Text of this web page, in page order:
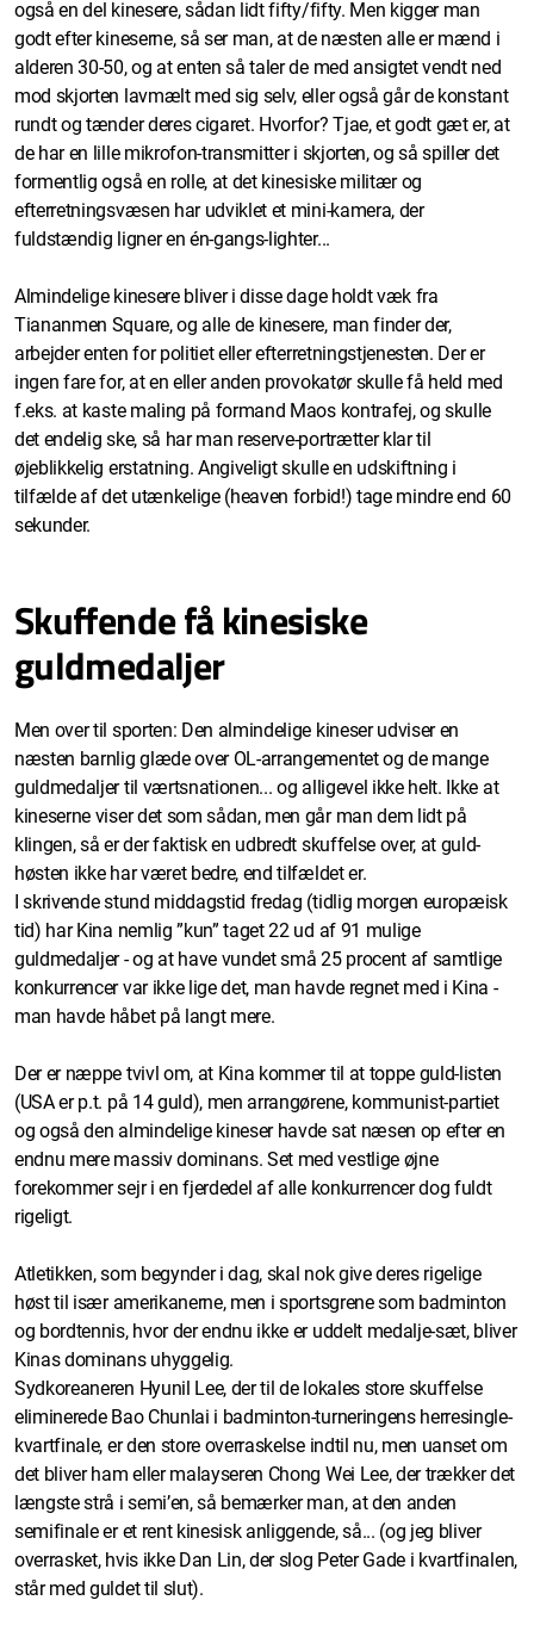
også en del kinesere, sådan lidt fifty/fifty. Men kigger man
godt efter kineserne, så ser man, at de næsten alle er mænd i
alderen 30-50, og at enten så taler de med ansigtet vendt ned
mod skjorten lavmælt med sig selv, eller også går de konstant
rundt og tænder deres cigaret. Hvorfor? Tjae, et godt gæt er, at
de har en lille mikrofon-transmitter i skjorten, og så spiller det
formentlig også en rolle, at det kinesiske militær og
efterretningsvæsen har udviklet et mini-kamera, der
fuldstændig ligner en én-gangs-lighter...
Almindelige kinesere bliver i disse dage holdt væk fra
Tiananmen Square, og alle de kinesere, man finder der,
arbejder enten for politiet eller efterretningstjenesten. Der er
ingen fare for, at en eller anden provokatør skulle få held med
f.eks. at kaste maling på formand Maos kontrafej, og skulle
det endelig ske, så har man reserve-portrætter klar til
øjeblikkelig erstatning. Angiveligt skulle en udskiftning i
tilfælde af det utænkelige (heaven forbid!) tage mindre end 60
sekunder.
Skuffende få kinesiske
guldmedaljer
Men over til sporten: Den almindelige kineser udviser en
næsten barnlig glæde over OL-arrangementet og de mange
guldmedaljer til værtsnationen... og alligevel ikke helt. Ikke at
kineserne viser det som sådan, men går man dem lidt på
klingen, så er der faktisk en udbredt skuffelse over, at guld-
høsten ikke har været bedre, end tilfældet er.
I skrivende stund middagstid fredag (tidlig morgen europæisk
tid) har Kina nemlig ”kun” taget 22 ud af 91 mulige
guldmedaljer - og at have vundet små 25 procent af samtlige
konkurrencer var ikke lige det, man havde regnet med i Kina -
man havde håbet på langt mere.
Der er næppe tvivl om, at Kina kommer til at toppe guld-listen
(USA er p.t. på 14 guld), men arrangørene, kommunist-partiet
og også den almindelige kineser havde sat næsen op efter en
endnu mere massiv dominans. Set med vestlige øjne
forekommer sejr i en fjerdedel af alle konkurrencer dog fuldt
rigeligt.
Atletikken, som begynder i dag, skal nok give deres rigelige
høst til især amerikanerne, men i sportsgrene som badminton
og bordtennis, hvor der endnu ikke er uddelt medalje-sæt, bliver
Kinas dominans uhyggelig.
Sydkoreaneren Hyunil Lee, der til de lokales store skuffelse
eliminerede Bao Chunlai i badminton-turneringens herresingle-
kvartfinale, er den store overraskelse indtil nu, men uanset om
det bliver ham eller malayseren Chong Wei Lee, der trækker det
længste strå i semi’en, så bemærker man, at den anden
semifinale er et rent kinesisk anliggende, så... (og jeg bliver
overrasket, hvis ikke Dan Lin, der slog Peter Gade i kvartfinalen,
står med guldet til slut).